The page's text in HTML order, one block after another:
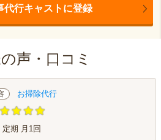
代行キャストに登録
声・口コミ
お掃除代行
定期 月1回